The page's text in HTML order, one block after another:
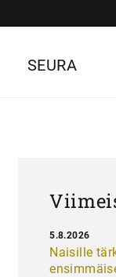
SEURA
Naisille
5.8.2026